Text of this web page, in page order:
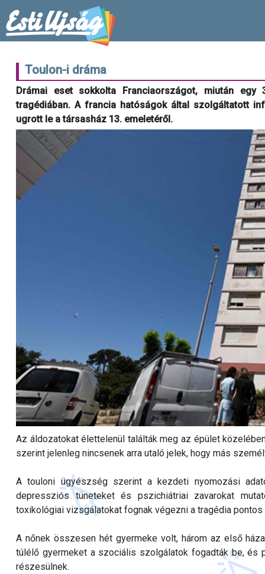
Toulon-i dráma
Drámai eset sokkolta Franciaországot, miután
tragédiában. A francia hatóságok által szolgáltatott
ugrott le a társasház 13. emeletéről.
Az áldozatokat élettelenül találták meg az épület
szerint jelenleg nincsenek arra utaló jelek, hogy más
A touloni ügyészség szerint a kezdeti nyomozási
depressziós tüneteket és pszichiátriai zavarokat
toxikológiai vizsgálatokat fognak végezni a tragédia
A nőnek összesen hét gyermeke volt, három az első
túlélő gyermeket a szociális szolgálatok fogadták be, és
részesülnek.